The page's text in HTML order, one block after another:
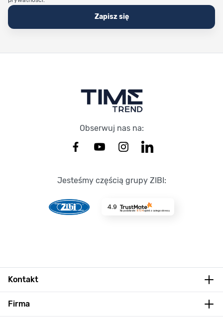
Zapisz się
Obserwuj nas na:
Jesteśmy częścią grupy ZIBI:
4.9
Na podstawie 8734opinii z całego okresu
Kontakt
Firma